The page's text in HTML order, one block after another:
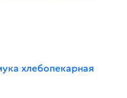
хлебопекарная